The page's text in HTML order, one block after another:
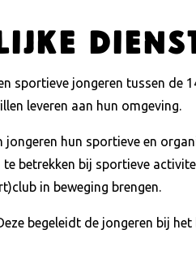
Dienst
sportieve jongeren tussen de
leveren aan hun omgeving.
hun sportieve en
betrekken bij sportieve
in beweging brengen.
begeleidt de jongeren bij